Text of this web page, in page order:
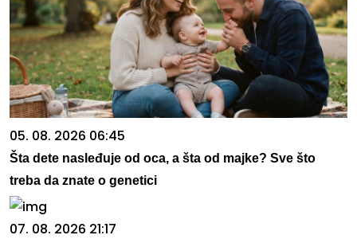
05. 08. 2026 06:45
Šta dete nasleđuje od oca, a šta od majke? Sve što
treba da znate o genetici
07. 08. 2026 21:17